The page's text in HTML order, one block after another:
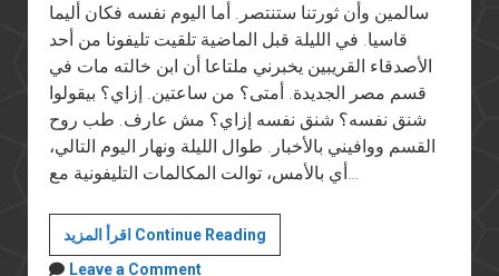
سالمين وأن ثورتنا ستنتصر. أما اليوم نفسه فكان أليما
قاسيا. في الليلة قبل الماضية تلقيت تليفونا من أحد
الأصدقاء القريبين يخبرني ملتاعا أن ابن خالته مات في
قسم مصر الجديدة. أمتى؟ من ساعتين. إزاي؟ بيقولوا
شنق نفسه؟ شنق نفسه إزاي؟ مش عارف. طب روح
القسم ووافيني بالأخبار. طوال الليلة ونهار اليوم التالي،
اقرأ المزيد Continue Readingالتعذيب
ما
Leave a Comment